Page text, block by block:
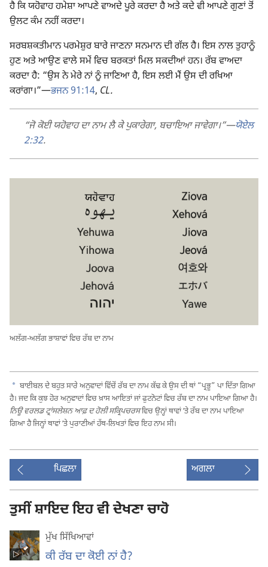
ਹੈ ਕਿ ਯਹੋਵਾਹ ਹਮੇਸ਼ਾ ਆਪਣੇ ਵਾਅਦੇ ਪੂਰੇ ਕਰਦਾ ਹੈ ਅਤੇ ਕਦੇ ਵੀ ਆਪਣੇ ਗੁਣਾਂ ਤੋਂ
ਉਲਟ ਕੰਮ ਨਹੀਂ ਕਰਦਾ।
ਸਰਬਸ਼ਕਤੀਮਾਨ ਪਰਮੇਸ਼ੁਰ ਬਾਰੇ ਜਾਣਨਾ ਸਨਮਾਨ ਦੀ ਗੱਲ ਹੈ। ਇਸ ਨਾਲ ਤੁਹਾਨੂੰ
ਹੁਣ ਅਤੇ ਆਉਣ ਵਾਲੇ ਸਮੇਂ ਵਿਚ ਬਰਕਤਾਂ ਮਿਲ ਸਕਦੀਆਂ ਹਨ। ਰੱਬ ਵਾਅਦਾ
ਕਰਦਾ ਹੈ: “ਉਸ ਨੇ ਮੇਰੇ ਨਾਂ ਨੂੰ ਜਾਣਿਆ ਹੈ, ਇਸ ਲਈ ਮੈਂ ਉਸ ਦੀ ਰਖਿਆ
ਕਰਾਂਗਾ।”​—ਭਜਨ 91:14, CL.
“ਜੋ ਕੋਈ ਯਹੋਵਾਹ ਦਾ ਨਾਮ ਲੈ ਕੇ ਪੁਕਾਰੇਗਾ, ਬਚਾਇਆ ਜਾਵੇਗਾ।”​—ਯੋਏਲ
2:32.
ਅਲੱਗ-ਅਲੱਗ ਭਾਸ਼ਾਵਾਂ ਵਿਚ ਰੱਬ ਦਾ ਨਾਮ
a ਬਾਈਬਲ ਦੇ ਬਹੁਤ ਸਾਰੇ ਅਨੁਵਾਦਾਂ ਵਿੱਚੋਂ ਰੱਬ ਦਾ ਨਾਮ ਕੱਢ ਕੇ ਉਸ ਦੀ ਥਾਂ “ਪ੍ਰਭੂ” ਪਾ ਦਿੱਤਾ ਗਿਆ
ਹੈ। ਜਦ ਕਿ ਕੁਝ ਹੋਰ ਅਨੁਵਾਦਾਂ ਵਿਚ ਖ਼ਾਸ ਆਇਤਾਂ ਜਾਂ ਫੁਟਨੋਟਾਂ ਵਿਚ ਰੱਬ ਦਾ ਨਾਮ ਪਾਇਆ ਗਿਆ ਹੈ।
ਨਿਊ ਵਰਲਡ ਟ੍ਰਾਂਸਲੇਸ਼ਨ ਆਫ਼ ਦ ਹੋਲੀ ਸਕ੍ਰਿਪਚਰਸਵਿਚ ਉਨ੍ਹਾਂ ਥਾਵਾਂ ʼਤੇ ਰੱਬ ਦਾ ਨਾਮ ਪਾਇਆ
ਗਿਆ ਹੈ ਜਿਨ੍ਹਾਂ ਥਾਵਾਂ ʼਤੇ ਪੁਰਾਣੀਆਂ ਹੱਥ-ਲਿਖਤਾਂ ਵਿਚ ਇਹ ਨਾਮ ਸੀ।
ਪਿਛਲਾ ਅਗਲਾ
ਤੁਸੀਂ ਸ਼ਾਇਦ ਇਹ ਵੀ ਦੇਖਣਾ ਚਾਹੋ
ਮੁੱਖ ਸਿੱਖਿਆਵਾਂ
ਕੀ ਰੱਬ ਦਾ ਕੋਈ ਨਾਂ ਹੈ?